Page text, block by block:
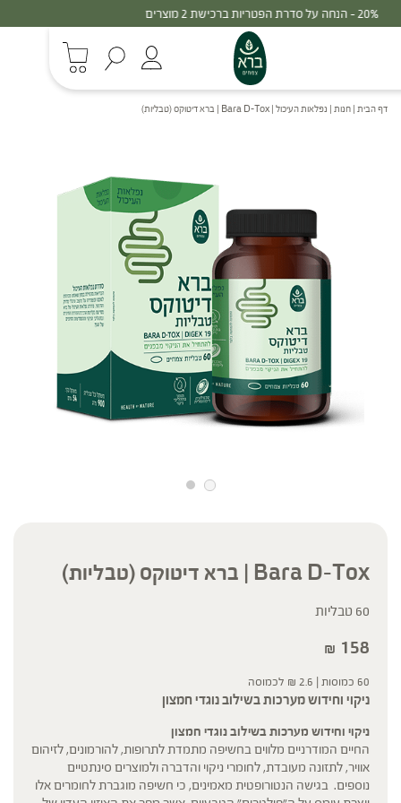
30% - הנחה על סדרת הפטריות ברכישת 3 מוצרים
דף הבית | חנות | נפלאות העיכול | Bara D-Tox | ברא דיטוקס (טבליות)
Bara D-Tox | ברא דיטוקס (טבליות)
60 טבליות
₪ 158
60 כמוסות | ₪ 2.6 לכמוסה
ניקוי וחידוש מערכות בשילוב נוגדי חמצון
ניקוי וחידוש מערכות בשילוב נוגדי חמצון
החיים המודרניים מלווים בחשיפה מתמדת לתרופות, להורמונים, לזיהום
אוויר, לתזונה מעובדת, לחומרי ניקוי והדברה ולמוצרים סינתטיים
נוספים. בגישה הנטורופטית מאמינים, כי חשיפה מוגברת לחומרים אלו